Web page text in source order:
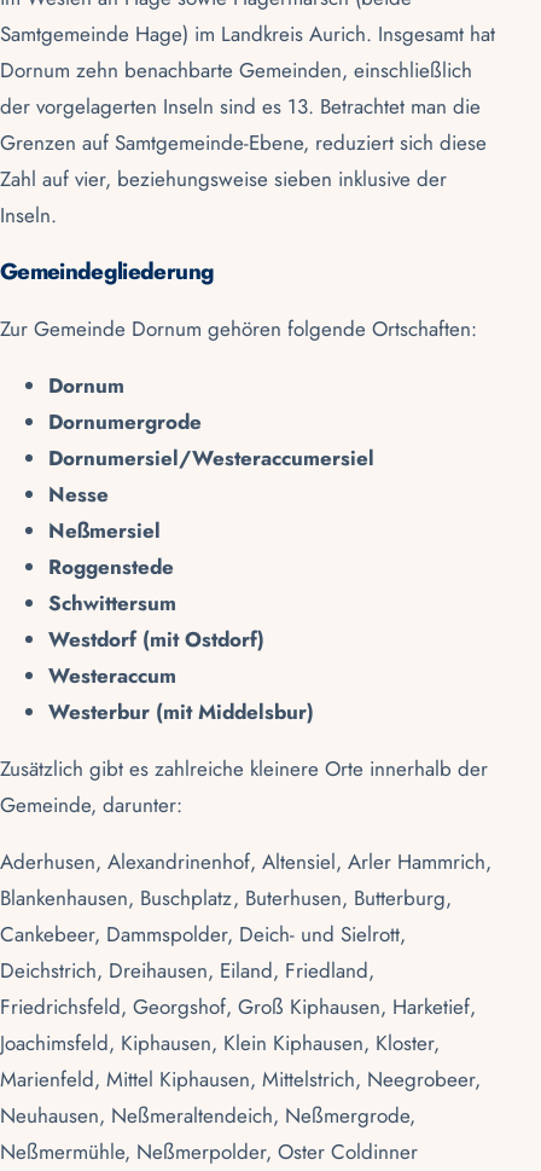
Samtgemeinde Hage) im Landkreis Aurich. Insgesamt hat
Dornum zehn benachbarte Gemeinden, einschließlich
der vorgelagerten Inseln sind es 13. Betrachtet man die
Grenzen auf Samtgemeinde-Ebene, reduziert sich diese
Zahl auf vier, beziehungsweise sieben inklusive der
Inseln.
Gemeindegliederung
Zur Gemeinde Dornum gehören folgende Ortschaften:
Dornum
Dornumergrode
Dornumersiel/Westeraccumersiel
Nesse
Neßmersiel
Roggenstede
Schwittersum
Westdorf (mit Ostdorf)
Westeraccum
Westerbur (mit Middelsbur)
Zusätzlich gibt es zahlreiche kleinere Orte innerhalb der
Gemeinde, darunter:
Aderhusen, Alexandrinenhof, Altensiel, Arler Hammrich,
Blankenhausen, Buschplatz, Buterhusen, Butterburg,
Cankebeer, Dammspolder, Deich- und Sielrott,
Deichstrich, Dreihausen, Eiland, Friedland,
Friedrichsfeld, Georgshof, Groß Kiphausen, Harketief,
Joachimsfeld, Kiphausen, Klein Kiphausen, Kloster,
Marienfeld, Mittel Kiphausen, Mittelstrich, Neegrobeer,
Neuhausen, Neßmeraltendeich, Neßmergrode,
Neßmermühle, Neßmerpolder, Oster Coldinner